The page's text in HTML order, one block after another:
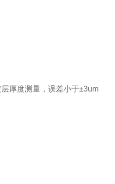
厚度测量，误差小于±3um